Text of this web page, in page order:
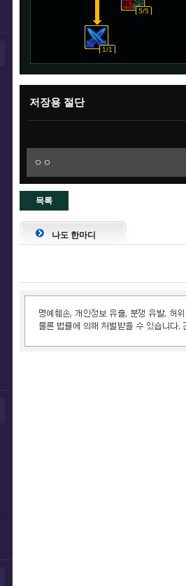
5/5
1/1
저장용 절단
ㅇㅇ
목록
으로
나도 한마디